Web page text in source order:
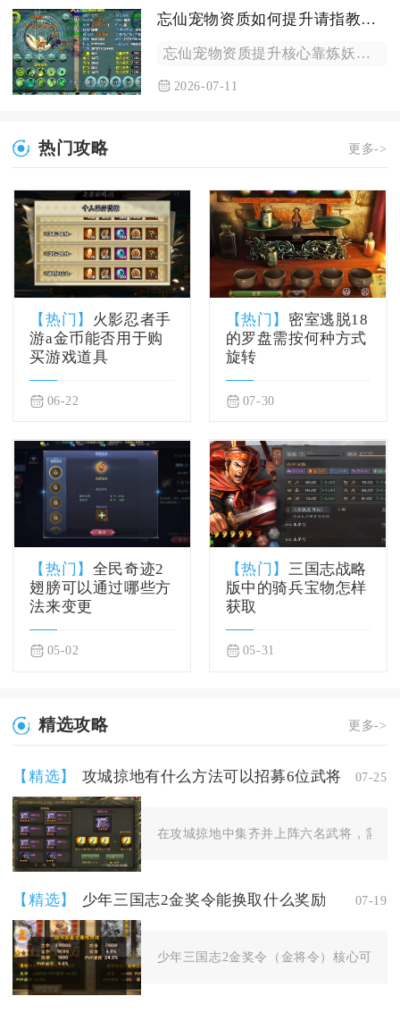
忘仙宠物资质如何提升请指教一下
忘仙宠物资质提升核心靠炼妖、守护洗练与幻化三大途径，炼妖是基...
2026-07-11
热门攻略 更多->
【热门】 火影忍者手
游a金币能否用于购
买游戏道具
06-22
【热门】 密室逃脱18
的罗盘需按何种方式
旋转
07-30
【热门】 全民奇迹2
翅膀可以通过哪些方
法来变更
05-02
【热门】三国志战略
版中的骑兵宝物怎样
获取
05-31
精选攻略 更多->
【精选】 攻城掠地有什么方法可以招募6位武将 07-25
在攻城掠地中集齐并上阵六名武将，需要
【精选】 少年三国志2金奖令能换取什么奖励 07-19
少年三国志2金奖令（金将令）核心可兑